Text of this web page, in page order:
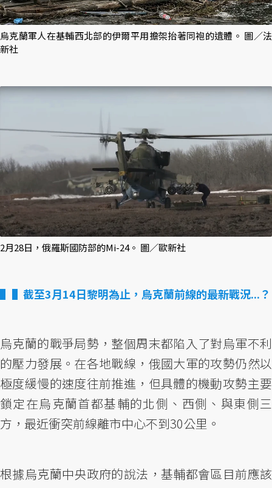
烏克蘭軍人在基輔西北部的伊爾平用擔架抬著同袍的遺體。 圖／法
新社
2月28日，俄羅斯國防部的Mi-24。 圖／歐新社
▌截至3月14日黎明為止，烏克蘭前線的最新戰況...？
烏克蘭的戰爭局勢，整個周末都陷入了對烏軍不利
的壓力發展。在各地戰線，俄國大軍的攻勢仍然以
極度緩慢的速度往前推進，但具體的機動攻勢主要
鎖定在烏克蘭首都基輔的北側、西側、與東側三
方，最近衝突前線離市中心不到30公里。
根據烏克蘭中央政府的說法，基輔都會區目前應該